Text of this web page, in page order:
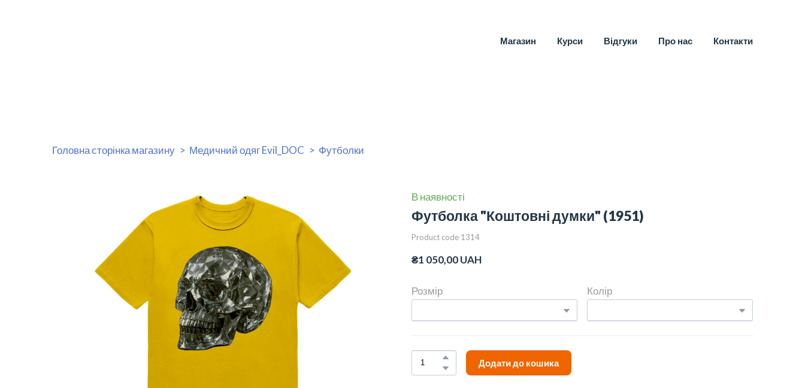
Магазин Курси Відгуки Про нас Контакти
Головна сторінка магазину Медичний одяг Evil_DOC Футболки
В наявності
Футболка "Коштовні думки" (1951)
Product code 1314
₴1 050,00 UAH
Розмір Колір
Додати до кошика